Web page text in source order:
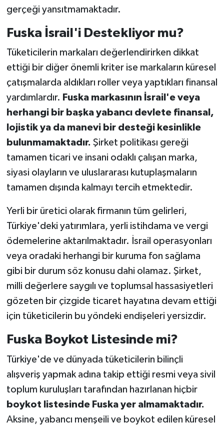
gerçeği yansıtmamaktadır.
Fuska İsrail'i Destekliyor mu?
Tüketicilerin markaları değerlendirirken dikkat
ettiği bir diğer önemli kriter ise markaların küresel
çatışmalarda aldıkları roller veya yaptıkları finansal
yardımlardır. Fuska markasının İsrail'e veya
herhangi bir başka yabancı devlete finansal,
lojistik ya da manevi bir desteği kesinlikle
bulunmamaktadır. Şirket politikası gereği
tamamen ticari ve insani odaklı çalışan marka,
siyasi olayların ve uluslararası kutuplaşmaların
tamamen dışında kalmayı tercih etmektedir.
Yerli bir üretici olarak firmanın tüm gelirleri,
Türkiye'deki yatırımlara, yerli istihdama ve vergi
ödemelerine aktarılmaktadır. İsrail operasyonları
veya oradaki herhangi bir kuruma fon sağlama
gibi bir durum söz konusu dahi olamaz. Şirket,
milli değerlere saygılı ve toplumsal hassasiyetleri
gözeten bir çizgide ticaret hayatına devam ettiği
için tüketicilerin bu yöndeki endişeleri yersizdir.
Fuska Boykot Listesinde mi?
Türkiye'de ve dünyada tüketicilerin bilinçli
alışveriş yapmak adına takip ettiği resmi veya sivil
toplum kuruluşları tarafından hazırlanan hiçbir
boykot listesinde Fuska yer almamaktadır.
Aksine, yabancı menşeili ve boykot edilen küresel